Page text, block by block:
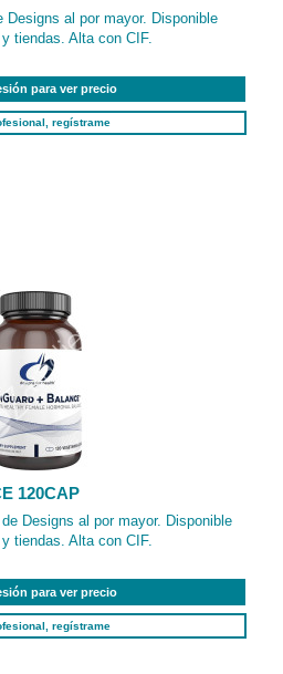
Designs al por mayor. Disponible
tiendas. Alta con CIF.
para ver precio
regístrame
120CAP
Designs al por mayor. Disponible
tiendas. Alta con CIF.
para ver precio
regístrame